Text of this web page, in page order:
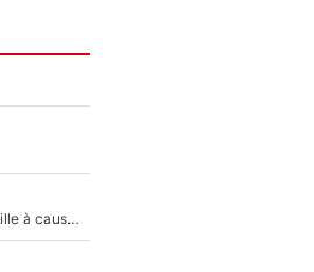
«Détester à vie», Stéphane Guy dans une embrouille à cause du PSG !